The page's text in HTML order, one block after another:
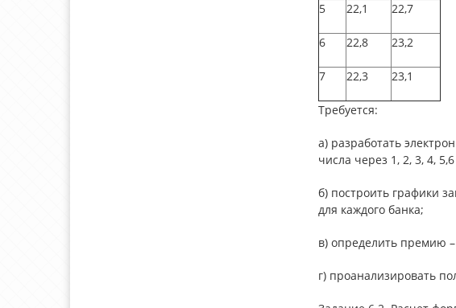
5 22,1 22,7
6 22,8 23,2
7 22,3 23,1
Требуется:
а) разработать
числа через 1, 2, 3, 4,
б) построить графики
для каждого банка;
в) определить премию
г) проанализировать